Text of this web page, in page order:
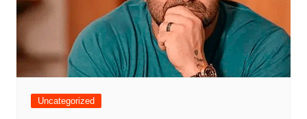
Uncategorized